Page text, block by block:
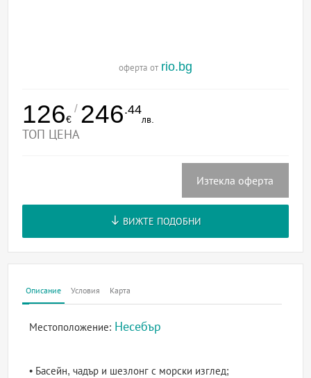
оферта от rio.bg
126€
/ 246.44
лв.
ТОП ЦЕНА
Изтекла оферта
ВИЖТЕ ПОДОБНИ
Описание Условия Карта
Местоположение: Несебър
• Басейн, чадър и шезлонг с морски изглед;